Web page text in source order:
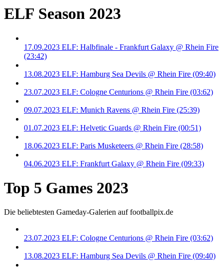
ELF Season 2023
17.09.2023 ELF: Halbfinale - Frankfurt Galaxy @ Rhein Fire
(23:42)
13.08.2023 ELF: Hamburg Sea Devils @ Rhein Fire (09:40)
23.07.2023 ELF: Cologne Centurions @ Rhein Fire (03:62)
09.07.2023 ELF: Munich Ravens @ Rhein Fire (25:39)
01.07.2023 ELF: Helvetic Guards @ Rhein Fire (00:51)
18.06.2023 ELF: Paris Musketeers @ Rhein Fire (28:58)
04.06.2023 ELF: Frankfurt Galaxy @ Rhein Fire (09:33)
Top 5 Games 2023
Die beliebtesten Gameday-Galerien auf footballpix.de
23.07.2023 ELF: Cologne Centurions @ Rhein Fire (03:62)
13.08.2023 ELF: Hamburg Sea Devils @ Rhein Fire (09:40)